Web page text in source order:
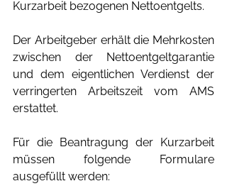
Kurzarbeit bezogenen Nettoentgelts.
Der Arbeitgeber erhält die Mehrkosten
zwischen der Nettoentgeltgarantie
und dem eigentlichen Verdienst der
verringerten Arbeitszeit vom AMS
erstattet.
Für die Beantragung der Kurzarbeit
müssen folgende Formulare
ausgefüllt werden: